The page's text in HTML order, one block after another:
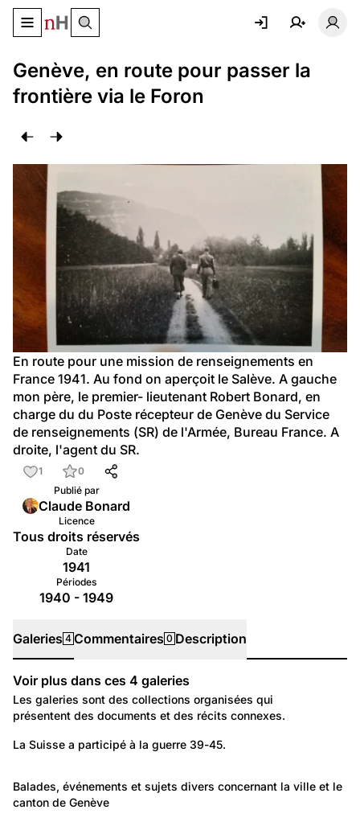
Basculer le menu de navigation
Genève, en route pour passer la
frontière via le Foron
En route pour une mission de renseignements en
France 1941. Au fond on aperçoit le Salève. A gauche
mon père, le premier- lieutenant Robert Bonard, en
charge du du Poste récepteur de Genève du Service
de renseignements (SR) de l'Armée, Bureau France. A
droite, l'agent du SR.
1
0
Publié par
Claude Bonard
Licence
Tous droits réservés
Date
1941
Périodes
1940 - 1949
Galeries 4 Commentaires 0 Description
Galeries
Voir plus dans ces 4 galeries
Les galeries sont des collections organisées qui
présentent des documents et des récits connexes.
Politique et Société: Sécurité et justice
actions suisses
La Suisse a participé à la guerre 39-45.
Lieux: Genève
Genève/Images/Souvenirs
Balades, événements et sujets divers concernant la ville et le
canton de Genève